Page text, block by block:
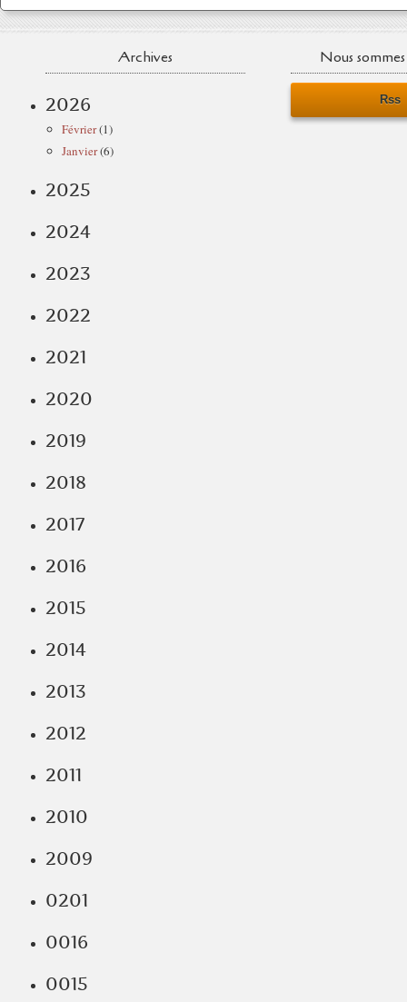
Archives
2026
Février(1)
Janvier(6)
2025
2024
2023
2022
2021
2020
2019
2018
2017
2016
2015
2014
2013
2012
2011
2010
2009
0201
0016
0015
Nous
Rss